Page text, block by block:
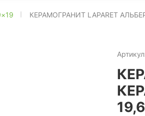
КЕРАМОГРАНИТ LAPARET